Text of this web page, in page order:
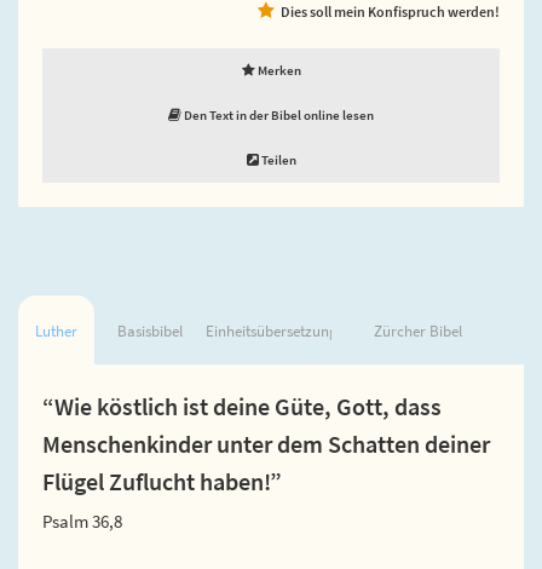
Dies soll mein Konfispruch werden!
Merken
Den Text in der Bibel online lesen
Teilen
Luther Basisbibel Einheitsübersetzung Zürcher Bibel
“Wie köstlich ist deine Güte, Gott, dass
Menschenkinder unter dem Schatten deiner
Flügel Zuflucht haben!”
Psalm 36,8